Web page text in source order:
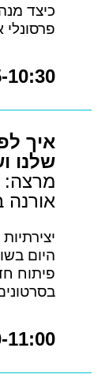
כיצד
10:30
איך
שלנו
מרצה:
היום
פיתוח
11:00